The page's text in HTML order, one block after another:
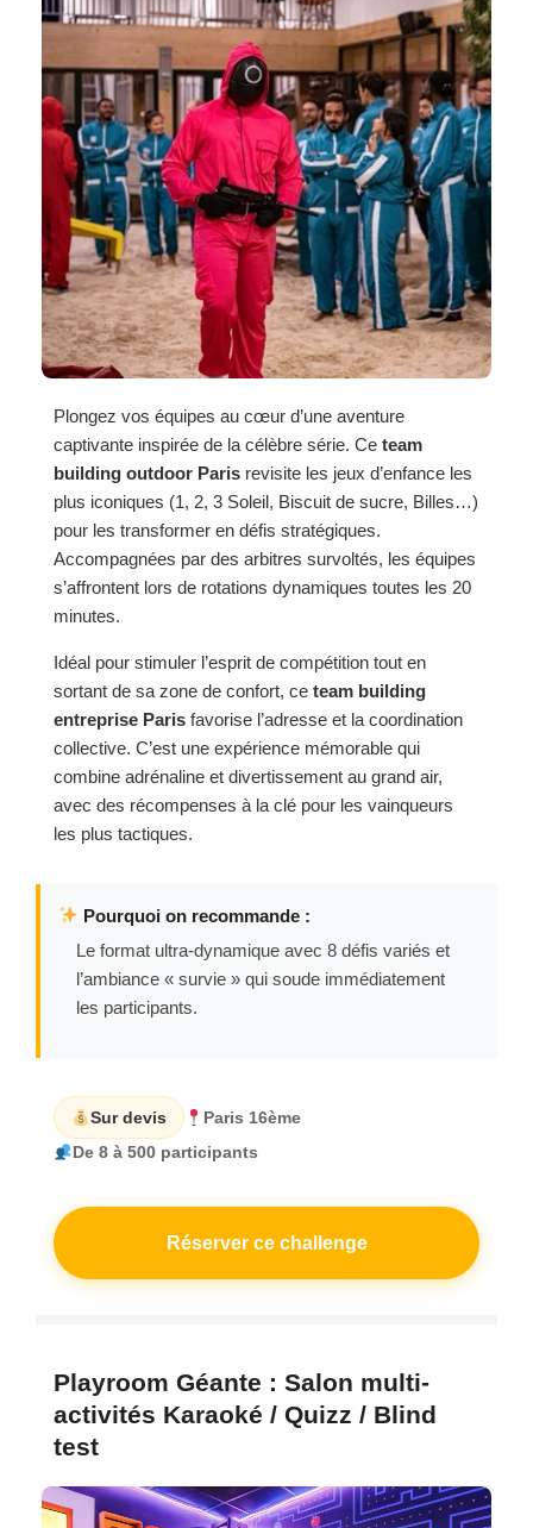
Plongez vos équipes au cœur d’une aventure
captivante inspirée de la célèbre série. Ce team
building outdoor Paris revisite les jeux d’enfance les
plus iconiques (1, 2, 3 Soleil, Biscuit de sucre, Billes…)
pour les transformer en défis stratégiques.
Accompagnées par des arbitres survoltés, les équipes
s’affrontent lors de rotations dynamiques toutes les 20
minutes.
Idéal pour stimuler l’esprit de compétition tout en
sortant de sa zone de confort, ce team building
entreprise Paris favorise l’adresse et la coordination
collective. C’est une expérience mémorable qui
combine adrénaline et divertissement au grand air,
avec des récompenses à la clé pour les vainqueurs
les plus tactiques.
Pourquoi on recommande :
Le format ultra-dynamique avec 8 défis variés et
l’ambiance « survie » qui soude immédiatement
les participants.
Sur devis
Paris 16ème
De 8 à 500 participants
Réserver ce challenge
Playroom Géante : Salon multi-
activités Karaoké / Quizz / Blind
test